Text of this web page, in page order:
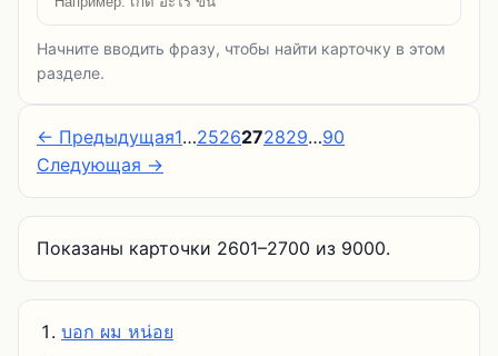
Начните вводить фразу, чтобы найти карточку в этом
разделе.
← Предыдущая1…2526272829…90
Следующая →
Показаны карточки 2601–2700 из 9000.
บอก ผม หน่อย